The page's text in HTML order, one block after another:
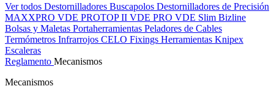
Ver todos Destornilladores Buscapolos Destornilladores de Precisión
MAXXPRO VDE PROTOP II VDE PRO VDE Slim Bizline
Bolsas y Maletas Portaherramientas Peladores de Cables
Termómetros Infrarrojos CELO Fixings Herramientas Knipex
Escaleras
Reglamento Mecanismos
Mecanismos